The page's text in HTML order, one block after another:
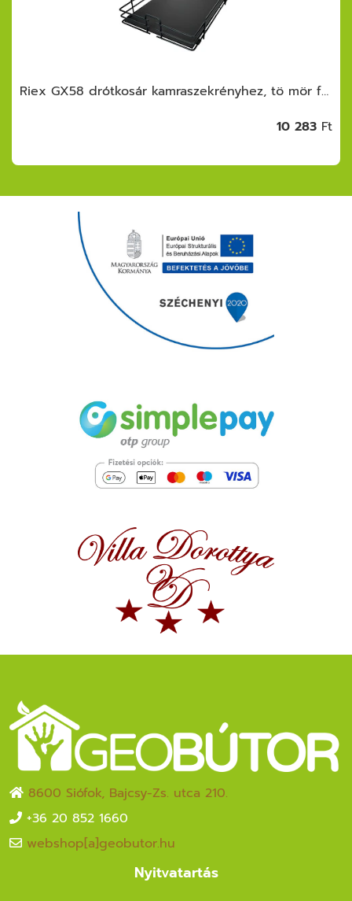
Riex GX58 drótkosár kamraszekrényhez, tö mör fenék, 400 mm, sötétszürke
10 283 Ft
8600 Siófok, Bajcsy-Zs. utca 210.
+36 20 852 1660
webshop[a]geobutor.hu
Nyitvatartás